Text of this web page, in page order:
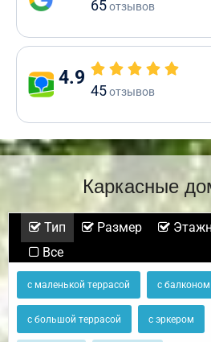
65отзывов
4.9
45отзывов
Каркасные
Тип Размер
Все
с маленькой террасой с балконом
с большой террасой с эркером